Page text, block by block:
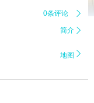
0条评论 
简介 
地图 